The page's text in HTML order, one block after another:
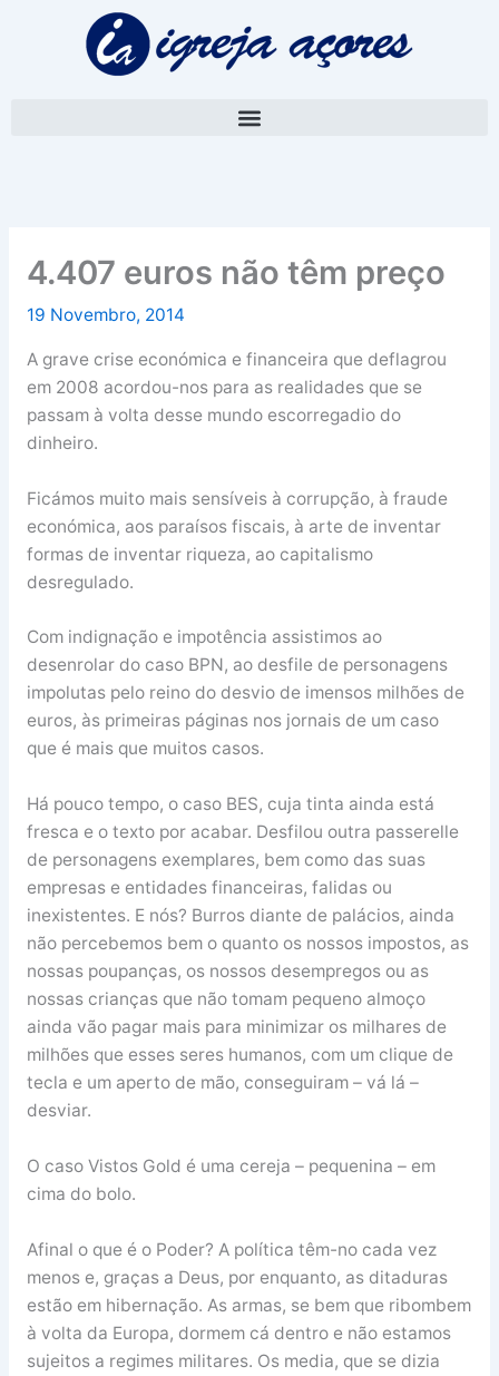
4.407 euros não têm preço
19 Novembro, 2014
A grave crise económica e financeira que deflagrou
em 2008 acordou-nos para as realidades que se
passam à volta desse mundo escorregadio do
dinheiro.
Ficámos muito mais sensíveis à corrupção, à fraude
económica, aos paraísos fiscais, à arte de inventar
formas de inventar riqueza, ao capitalismo
desregulado.
Com indignação e impotência assistimos ao
desenrolar do caso BPN, ao desfile de personagens
impolutas pelo reino do desvio de imensos milhões de
euros, às primeiras páginas nos jornais de um caso
que é mais que muitos casos.
Há pouco tempo, o caso BES, cuja tinta ainda está
fresca e o texto por acabar. Desfilou outra passerelle
de personagens exemplares, bem como das suas
empresas e entidades financeiras, falidas ou
inexistentes. E nós? Burros diante de palácios, ainda
não percebemos bem o quanto os nossos impostos, as
nossas poupanças, os nossos desempregos ou as
nossas crianças que não tomam pequeno almoço
ainda vão pagar mais para minimizar os milhares de
milhões que esses seres humanos, com um clique de
tecla e um aperto de mão, conseguiram – vá lá –
desviar.
O caso Vistos Gold é uma cereja – pequenina – em
cima do bolo.
Afinal o que é o Poder? A política têm-no cada vez
menos e, graças a Deus, por enquanto, as ditaduras
estão em hibernação. As armas, se bem que ribombem
à volta da Europa, dormem cá dentro e não estamos
sujeitos a regimes militares. Os media, que se dizia